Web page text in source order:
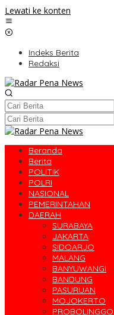
Lewati ke konten
Indeks Berita
Redaksi
Beranda
Berita
POLITIK
POLRI
NASIONAL
PEMERINTAHAN
DAERAH
SURABAYA
JAKARTA
SIDOARJO
MALANG
BANYUWANGI
BANDUNG
PASURUAN
MOJOKERTO
PROBOLINGGO